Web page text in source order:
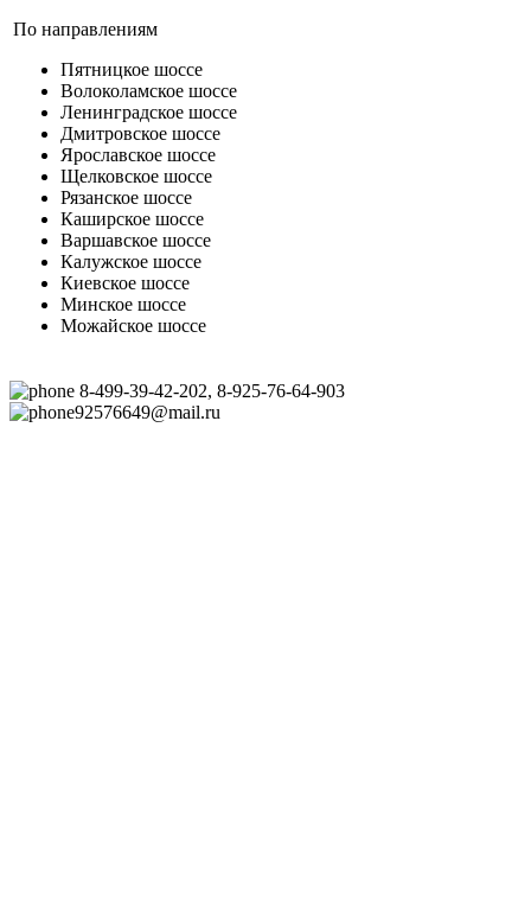
По направлениям
Пятницкое шоссе
Волоколамское шоссе
Ленинградское шоссе
Дмитровское шоссе
Ярославское шоссе
Щелковское шоссе
Рязанское шоссе
Каширское шоссе
Варшавское шоссе
Калужское шоссе
Киевское шоссе
Минское шоссе
Можайское шоссе
8-499-39-42-202, 8-925-76-64-903
92576649@mail.ru